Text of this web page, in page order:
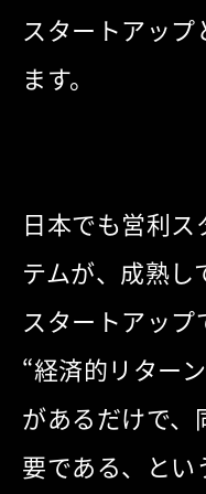
スタートアッ
ます。
日本でも営利
テムが、成熟し
スタートアップ
“経済的リター
があるだけで、
要である、とい